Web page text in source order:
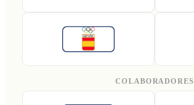
COLABORADORES